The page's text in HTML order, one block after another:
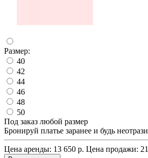
Размер:
40
42
44
46
48
50
Под заказ любой размер
Бронируй платье заранее и будь
Цена аренды: 13 650 р. Цена продажи: